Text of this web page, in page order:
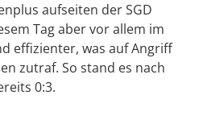
aufseiten der SGD
Tag aber vor allem im
effizienter, was auf Angriff
zutraf. So stand es nach
0:3.